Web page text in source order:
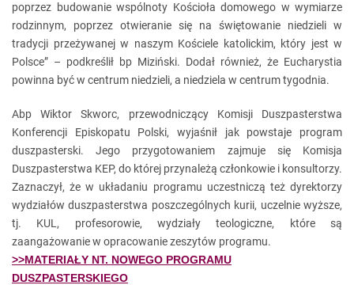
poprzez budowanie wspólnoty Kościoła domowego w wymiarze
rodzinnym, poprzez otwieranie się na świętowanie niedzieli w
tradycji przeżywanej w naszym Kościele katolickim, który jest w
Polsce” – podkreślił bp Miziński. Dodał również, że Eucharystia
powinna być w centrum niedzieli, a niedziela w centrum tygodnia.
Abp Wiktor Skworc, przewodniczący Komisji Duszpasterstwa
Konferencji Episkopatu Polski, wyjaśnił jak powstaje program
duszpasterski. Jego przygotowaniem zajmuje się Komisja
Duszpasterstwa KEP, do której przynależą członkowie i konsultorzy.
Zaznaczył, że w układaniu programu uczestniczą też dyrektorzy
wydziałów duszpasterstwa poszczególnych kurii, uczelnie wyższe,
tj. KUL, profesorowie, wydziały teologiczne, które są
zaangażowanie w opracowanie zeszytów programu.
>>MATERIAŁY NT. NOWEGO PROGRAMU
DUSZPASTERSKIEGO